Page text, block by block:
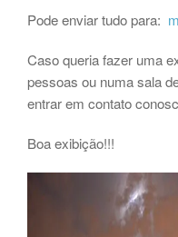
Pode enviar tudo para:
Caso queria fazer uma
pessoas ou numa sala
entrar em contato
Boa exibição!!!